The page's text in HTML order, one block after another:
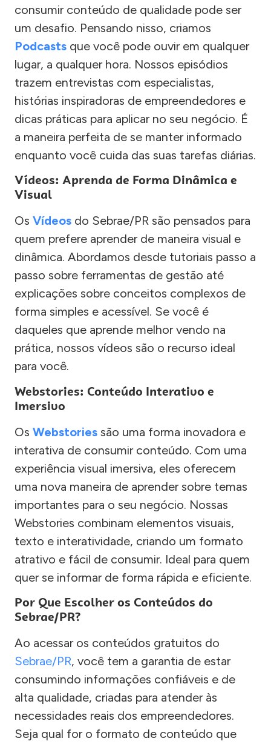
consumir conteúdo de qualidade pode ser
um desafio. Pensando nisso, criamos
Podcasts que você pode ouvir em qualquer
lugar, a qualquer hora. Nossos episódios
trazem entrevistas com especialistas,
histórias inspiradoras de empreendedores e
dicas práticas para aplicar no seu negócio. É
a maneira perfeita de se manter informado
enquanto você cuida das suas tarefas diárias.
Vídeos: Aprenda de Forma Dinâmica e
Visual
Os Vídeos do Sebrae/PR são pensados para
quem prefere aprender de maneira visual e
dinâmica. Abordamos desde tutoriais passo a
passo sobre ferramentas de gestão até
explicações sobre conceitos complexos de
forma simples e acessível. Se você é
daqueles que aprende melhor vendo na
prática, nossos vídeos são o recurso ideal
para você.
Webstories: Conteúdo Interativo e
Imersivo
Os Webstories são uma forma inovadora e
interativa de consumir conteúdo. Com uma
experiência visual imersiva, eles oferecem
uma nova maneira de aprender sobre temas
importantes para o seu negócio. Nossas
Webstories combinam elementos visuais,
texto e interatividade, criando um formato
atrativo e fácil de consumir. Ideal para quem
quer se informar de forma rápida e eficiente.
Por Que Escolher os Conteúdos do
Sebrae/PR?
Ao acessar os conteúdos gratuitos do
Sebrae/PR, você tem a garantia de estar
consumindo informações confiáveis e de
alta qualidade, criadas para atender às
necessidades reais dos empreendedores.
Seja qual for o formato de conteúdo que